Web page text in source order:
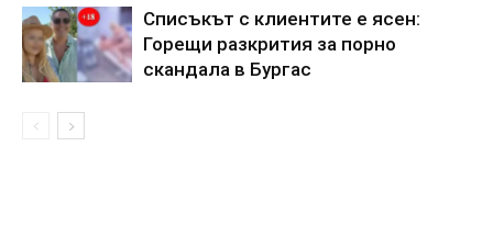
Списъкът с клиентите е ясен:
Горещи разкрития за порно
скандала в Бургас